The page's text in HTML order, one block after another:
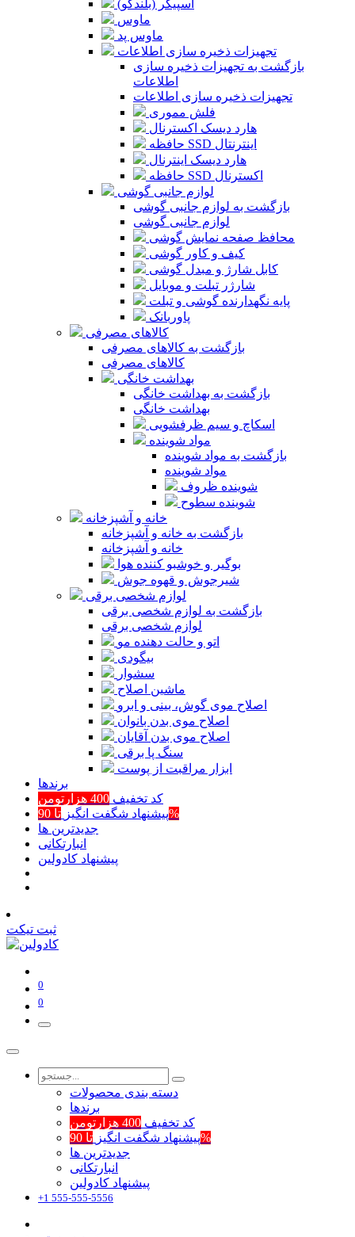
اسپیکر (بلندگو)
ماوس
ماوس پد
تجهیزات ذخیره سازی اطلاعات
بازگشت به تجهیزات ذخیره سازی
اطلاعات
تجهیزات ذخیره سازی اطلاعات
فلش مموری
هارد دیسک اکسترنال
حافظه SSD اینترنتال
هارد دیسک اینترنال
حافظه SSD اکسترنال
لوازم جانبی گوشی
بازگشت به لوازم جانبی گوشی
لوازم جانبی گوشی
محافظ صفحه نمایش گوشی
کیف و کاور گوشی
کابل شارژ و مبدل گوشی
شارژر تبلت و موبایل
پایه نگهدارنده گوشی و تبلت
پاوربانک
کالاهای مصرفی
بازگشت به کالاهای مصرفی
کالاهای مصرفی
بهداشت خانگی
بازگشت به بهداشت خانگی
بهداشت خانگی
اسکاچ و سیم ظرفشویی
مواد شوینده
بازگشت به مواد شوینده
مواد شوینده
شوینده ظروف
شوینده سطوح
خانه و آشپزخانه
بازگشت به خانه و آشپزخانه
خانه و آشپزخانه
بوگیر و خوشبو کننده هوا
شیرجوش و قهوه جوش
لوازم شخصی برقی
بازگشت به لوازم شخصی برقی
لوازم شخصی برقی
اتو و حالت دهنده مو
بیگودی
سشوار
ماشین اصلاح
اصلاح موی گوش، بینی و ابرو
اصلاح موی بدن بانوان
اصلاح موی بدن آقایان
سنگ پا برقی
ابزار مراقبت از پوست
برند‌ها
کد تخفیف 400 هزارتومن
پیشنهاد شگفت انگیزتا 90%
جدیدترین ها
انبارتکانی
پیشنهاد کادولین
ثبت تیکت
0
0
دسته بندی محصولات
برند‌ها
کد تخفیف 400 هزارتومن
پیشنهاد شگفت انگیزتا 90%
جدیدترین ها
انبارتکانی
پیشنهاد کادولین
+1 555-555-5556